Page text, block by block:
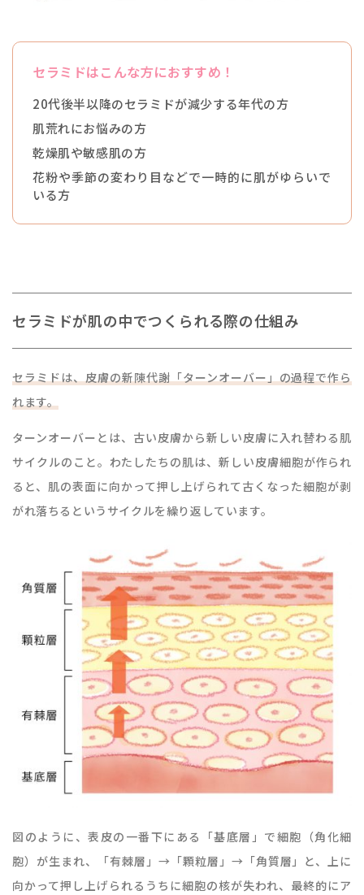
セラミドはこんな方におすすめ！
20代後半以降のセラミドが減少する年代の方
肌荒れにお悩みの方
乾燥肌や敏感肌の方
花粉や季節の変わり目などで一時的に肌がゆらいで
いる方
セラミドが肌の中でつくられる際の仕組み
セラミドは、皮膚の新陳代謝「ターンオーバー」の過程で作ら
れます。
ターンオーバーとは、古い皮膚から新しい皮膚に入れ替わる肌
サイクルのこと。わたしたちの肌は、新しい皮膚細胞が作られ
ると、肌の表面に向かって押し上げられて古くなった細胞が剥
がれ落ちるというサイクルを繰り返しています。
図のように、表皮の一番下にある「基底層」で細胞（角化細
胞）が生まれ、「有棘層」→「顆粒層」→「角質層」と、上に
向かって押し上げられるうちに細胞の核が失われ、最終的にア